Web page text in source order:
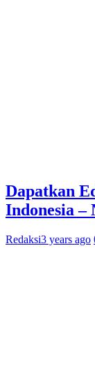
Dapatkan
Indonesia –
Redaksi3 years ago